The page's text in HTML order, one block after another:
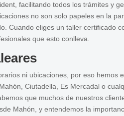
facilitando todos los trámites y
no son solo papeles en la
Cuando eliges un taller certificado
que esto conlleva.
ni ubicaciones, por eso
Ciutadella, Es Mercadal o
que muchos de nuestros
Mahón, y entendemos la